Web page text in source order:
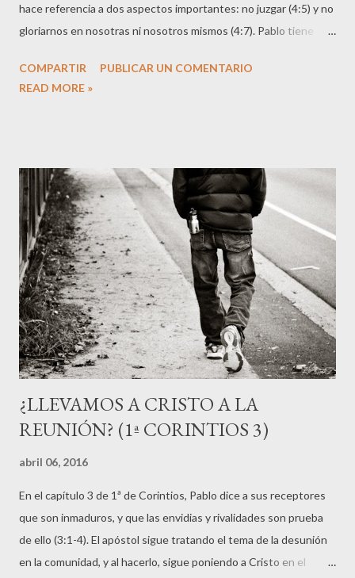
hace referencia a dos aspectos importantes: no juzgar (4:5) y no
gloriarnos en nosotras ni nosotros mismos (4:7). Pablo tiene
dominar las disciplinas espirituales o poseer y disfrutar los
atención hoy en la Lectio Divina es el siguiente: "Así que, no
juzguéis nada antes de tiempo, hasta que venga el Señor, el cual
aclarará también lo oculto de las tinieblas, y manifestará las
intenciones de los corazones; y entonces cada uno recibirá su
alabanza de Dios" . (4:5) Una de los problemas de aventurarnos a
juzgar a las demás personas, ...
COMPARTIR
PUBLICAR UN COMENTARIO
READ MORE »
¿LLEVAMOS A CRISTO A LA
REUNIÓN? (1ª CORINTIOS 3)
abril 06, 2016
En el capítulo 3 de 1ª de Corintios, Pablo dice a sus receptores
que son inmaduros, y que las envidias y rivalidades son prueba
de ello (3:1-4). El apóstol sigue tratando el tema de la desunión
en la comunidad, y al hacerlo, sigue poniendo a Cristo en el